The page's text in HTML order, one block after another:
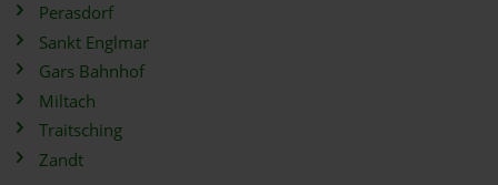
Perasdorf
Sankt Englmar
Gars Bahnhof
Miltach
Traitsching
Zandt